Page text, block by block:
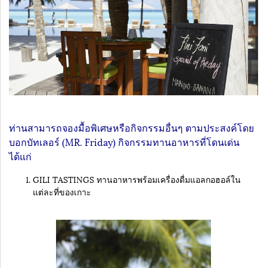
ท่านสามารถจองมื้อพิเศษหรือกิจกรรมอื่นๆ ตามประสงค์โดย
บอกบัทเลอร์ (MR. Friday) กิจกรรมทานอาหารที่โดนเด่น
ได้แก่
GILI TASTINGS ทานอาหารพร้อมเครื่องดื่มแอลกอฮอล์ใน
แต่ละที่ของเกาะ